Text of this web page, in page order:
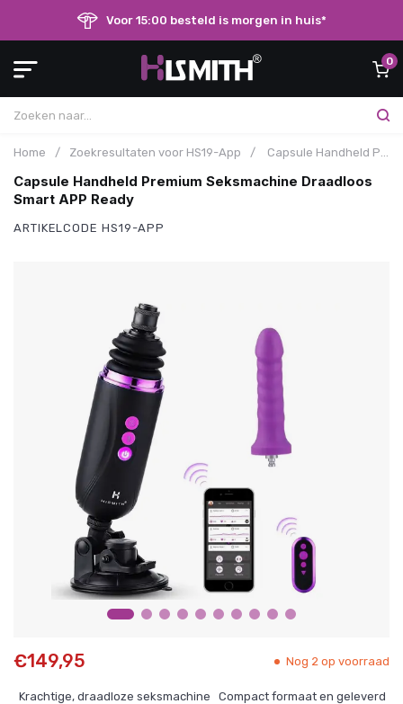
Voor 15:00 besteld is morgen in huis*
0
Home / Zoekresultaten voor HS19-App / Capsule Handheld Premium Seksmachine Draadloos Smart APP Ready
Capsule Handheld Premium Seksmachine Draadloos
Smart APP Ready
ARTIKELCODE HS19-APP
€149,95 Nog 2 op voorraad
Krachtige, draadloze seksmachine Compact formaat en geleverd